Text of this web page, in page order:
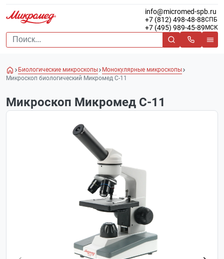
info@micromed-spb.ru
+7 (812) 498-48-88СПБ
+7 (495) 989-45-89 МСК
Биологические микроскопы
Монокулярные микроскопы
Микроскоп биологический Микромед С-11
Микроскоп Микромед С-11